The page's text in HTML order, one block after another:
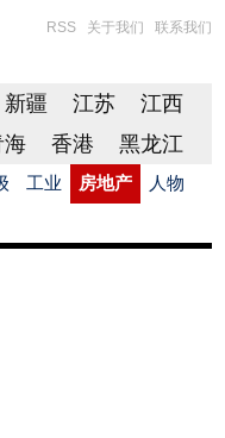
RSS 关于我们 联系我们
新疆 江苏
江西
海 香港 黑龙江
工业 房地产 人物